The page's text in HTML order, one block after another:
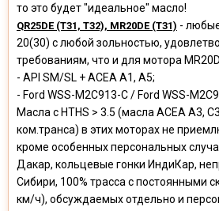
то это будет "идеальное" масло!
QR25DE (T31, T32), MR20DE (Т31) -
20(30) c любой зольностью,
требованиям, что и для мотора
- API SM/SL + ACEA A1, A5;
- Ford WSS-M2C913-C / Ford WSS-
Масла с HTHS > 3.5 (масла АСЕА А3,
ком.транса) в этих моторах не
кроме особенных персональных
Дакар, кольцевые гонки ИндиКар,
Сибири, 100% трасса с постоянными
км/ч), обсуждаемых отдельно и